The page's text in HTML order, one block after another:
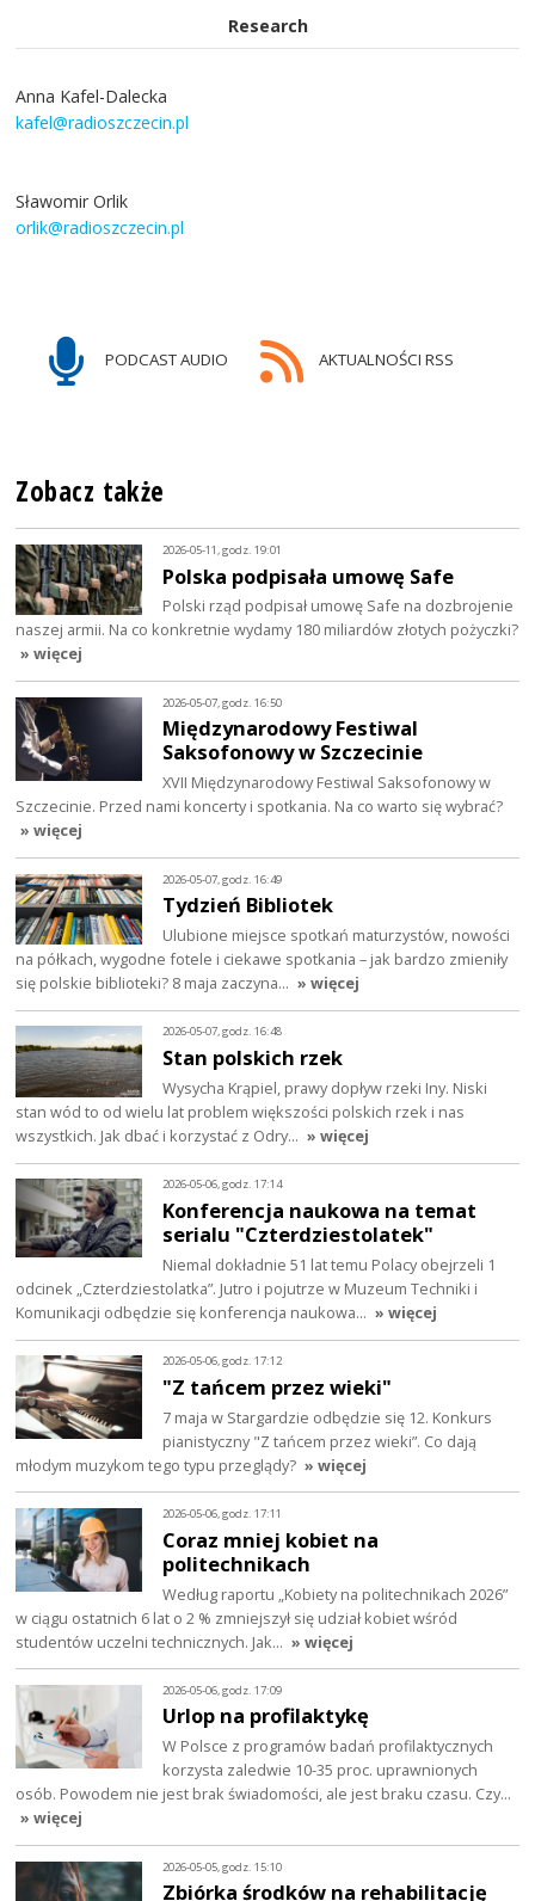
Research
Anna Kafel-Dalecka
kafel@radioszczecin.pl
Sławomir Orlik
orlik@radioszczecin.pl
PODCAST AUDIO AKTUALNOŚCI RSS
Zobacz także
2026-05-11, godz. 19:01
Polska podpisała umowę Safe
Polski rząd podpisał umowę Safe na dozbrojenie
naszej armii. Na co konkretnie wydamy 180 miliardów złotych pożyczki?
» więcej
2026-05-07, godz. 16:50
Międzynarodowy Festiwal
Saksofonowy w Szczecinie
XVII Międzynarodowy Festiwal Saksofonowy w
Szczecinie. Przed nami koncerty i spotkania. Na co warto się wybrać?
» więcej
2026-05-07, godz. 16:49
Tydzień Bibliotek
Ulubione miejsce spotkań maturzystów, nowości
na półkach, wygodne fotele i ciekawe spotkania – jak bardzo zmieniły
się polskie biblioteki? 8 maja zaczyna… » więcej
2026-05-07, godz. 16:48
Stan polskich rzek
Wysycha Krąpiel, prawy dopływ rzeki Iny. Niski
stan wód to od wielu lat problem większości polskich rzek i nas
wszystkich. Jak dbać i korzystać z Odry… » więcej
2026-05-06, godz. 17:14
Konferencja naukowa na temat
serialu "Czterdziestolatek"
Niemal dokładnie 51 lat temu Polacy obejrzeli 1
odcinek „Czterdziestolatka”. Jutro i pojutrze w Muzeum Techniki i
Komunikacji odbędzie się konferencja naukowa… » więcej
2026-05-06, godz. 17:12
"Z tańcem przez wieki"
7 maja w Stargardzie odbędzie się 12. Konkurs
pianistyczny "Z tańcem przez wieki”. Co dają
młodym muzykom tego typu przeglądy? » więcej
2026-05-06, godz. 17:11
Coraz mniej kobiet na
politechnikach
Według raportu „Kobiety na politechnikach 2026”
w ciągu ostatnich 6 lat o 2 % zmniejszył się udział kobiet wśród
studentów uczelni technicznych. Jak… » więcej
2026-05-06, godz. 17:09
Urlop na profilaktykę
W Polsce z programów badań profilaktycznych
korzysta zaledwie 10-35 proc. uprawnionych
osób. Powodem nie jest brak świadomości, ale jest braku czasu. Czy…
» więcej
2026-05-05, godz. 15:10
Zbiórka środków na rehabilitację